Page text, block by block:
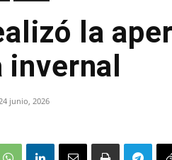
la
junio, 2026